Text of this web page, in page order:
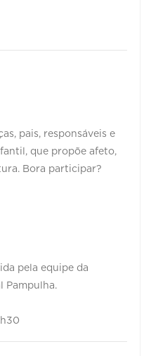
pais, responsáveis e
que propõe afeto,
Bora participar?
pela equipe da
Pampulha.